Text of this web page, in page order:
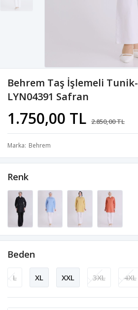
Behrem Taş İşlemeli Tunik-
LYN04391 Safran
1.750,00 TL 2.850,00 TL
Marka Behrem
Renk
Beden
L XL XXL 3XL 4XL